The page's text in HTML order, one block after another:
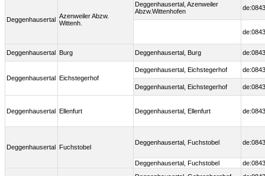
Deggenhausertal
Azenweiler Abzw.
Wittenh.
Deggenhausertal, Azenweiler
Abzw.Wittenhofen
Deggenhausertal Burg Deggenhausertal, Burg
Deggenhausertal Eichstegerhof
Deggenhausertal, Eichstegerhof
Deggenhausertal, Eichstegerhof
Deggenhausertal Ellenfurt Deggenhausertal, Ellenfurt
Deggenhausertal Fuchstobel
Deggenhausertal, Fuchstobel
Deggenhausertal, Fuchstobel